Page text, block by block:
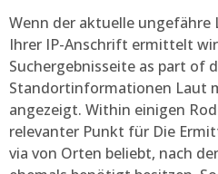
Wenn der aktuelle ungefähre
Ihrer IP-Anschrift ermittelt
Suchergebnisseite as part of
Standortinformationen Laut
angezeigt. Within einigen
relevanter Punkt für Die
via von Orten beliebt, nach